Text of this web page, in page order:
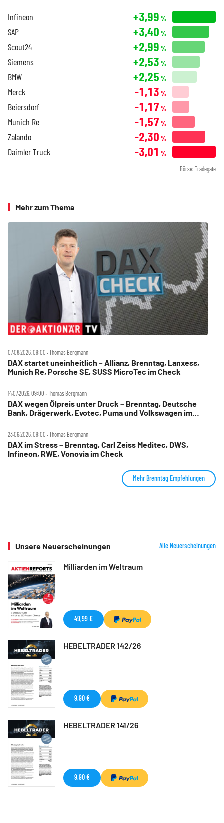
Infineon +3,99 %
SAP +3,40 %
Scout24 +2,99 %
Siemens +2,53 %
BMW +2,25 %
Merck -1,13 %
Beiersdorf -1,17 %
Munich Re -1,57 %
Zalando -2,30 %
Daimler Truck -3,01 %
Börse: Tradegate
Mehr zum Thema
07.08.2026, 09:00 ‧ Thomas Bergmann
DAX startet uneinheitlich – Allianz, Brenntag, Lanxess,
Munich Re, Porsche SE, SUSS MicroTec im Check
14.07.2026, 09:00 ‧ Thomas Bergmann
DAX wegen Ölpreis unter Druck – Brenntag, Deutsche
Bank, Drägerwerk, Evotec, Puma und Volkswagen im
23.06.2026, 09:00 ‧ Thomas Bergmann
DAX im Stress – Brenntag, Carl Zeiss Meditec, DWS,
Infineon, RWE, Vonovia im Check
Mehr Brenntag Empfehlungen
Unsere Neuerscheinungen Alle Neuerscheinungen
Milliarden im Weltraum
49,99 €
HEBELTRADER 142/26
9,90 €
HEBELTRADER 141/26
9,90 €